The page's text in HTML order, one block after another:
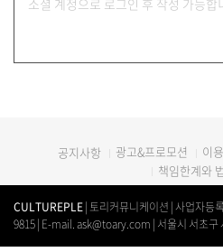
공지사항 광고&프로모션 이
책임한계와
CULTUREPLE| 토리커뮤니케이션 | 사업자등
9815 | E-mail. ask@toary.com | 서울시 서초구